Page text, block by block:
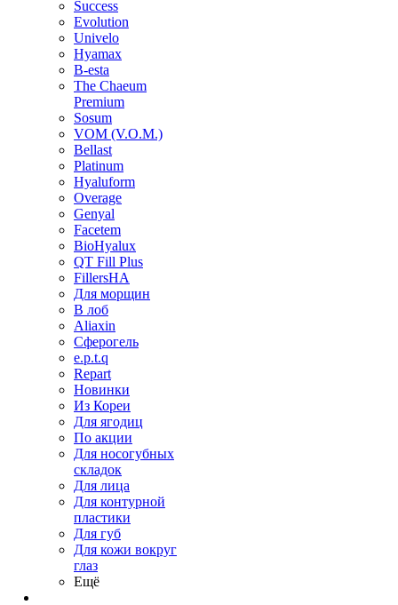
Success
Evolution
Univelo
Hyamax
B-esta
The Chaeum
Premium
Sosum
VOM (V.O.M.)
Bellast
Platinum
Hyaluform
Overage
Genyal
Facetem
BioHyalux
QT Fill Plus
FillersHA
Для морщин
В лоб
Aliaxin
Сферогель
e.p.t.q
Repart
Новинки
Из Кореи
Для ягодиц
По акции
Для носогубных
складок
Для лица
Для контурной
пластики
Для губ
Для кожи вокруг
глаз
Ещё